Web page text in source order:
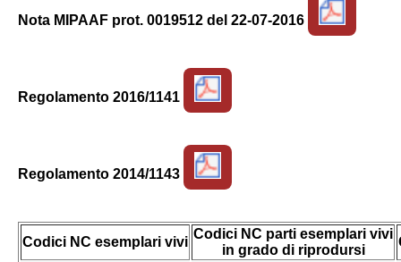
Nota MIPAAF prot. 0019512 del 22-07-2016
Regolamento 2016/1141
Regolamento 2014/1143
Codici NC esemplari vivi
Codici NC parti esemplari vivi
in grado di riprodursi